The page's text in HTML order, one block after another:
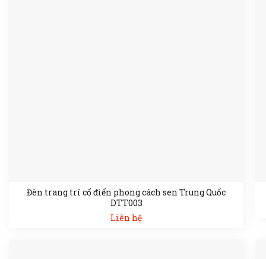
Đèn trang trí cổ điển phong cách sen Trung Quốc
DTT003
Liên hệ